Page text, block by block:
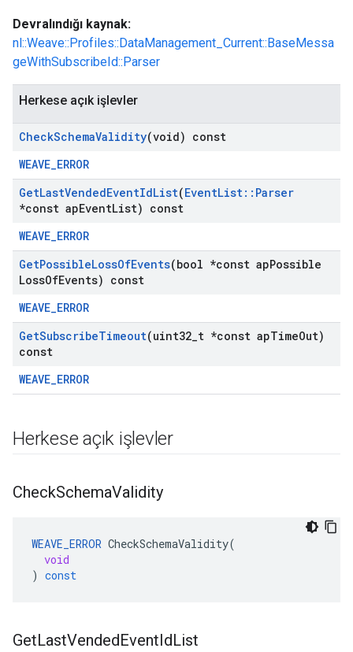
Devralındığı kaynak:
nl::Weave::Profiles::DataManagement_Current::BaseMessa
geWithSubscribeId::Parser
Herkese açık işlevler
CheckSchemaValidity(void) const
WEAVE_ERROR
GetLastVendedEventIdList(EventList:: Parser
*const apEventList) const
WEAVE_ERROR
GetPossibleLossOfEvents(bool *const apPossible
LossOfEvents) const
WEAVE_ERROR
GetSubscribeTimeout(uint32 t *const apTimeOut)
const
WEAVE_ERROR
Herkese açık işlevler
CheckSchemaValidity
WEAVE_ERROR CheckSchemaValidity(
void
) const
GetLastVendedEventIdList